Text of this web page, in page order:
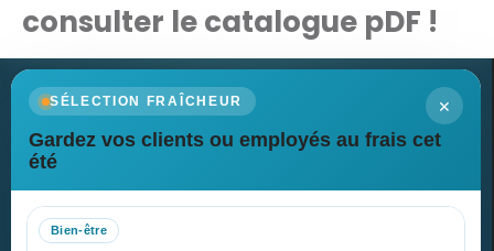
consulter le catalogue pDF !
×
SÉLECTION FRAÎCHEUR
Gardez vos clients ou employés au frais cet
été
Bien-être
Newsletter
Recevez nos dernières nouvelles et nos offres spéciales